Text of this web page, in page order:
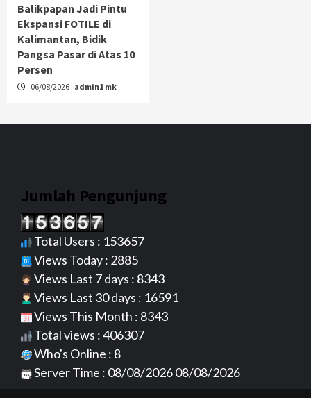
Balikpapan Jadi Pintu
Ekspansi FOTILE di
Kalimantan, Bidik
Pangsa Pasar di Atas 10
Persen
06/08/2026 admin1 mk
Jumlah Pengunjung
Total Users : 153657
Views Today : 2885
Views Last 7 days : 8343
Views Last 30 days : 16591
Views This Month : 8343
Total views : 406307
Who's Online : 8
Server Time : 08/08/2026 08/08/2026